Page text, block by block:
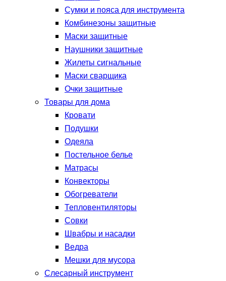
Сумки и пояса для инструмента
Комбинезоны защитные
Маски защитные
Наушники защитные
Жилеты сигнальные
Маски сварщика
Очки защитные
Товары для дома
Кровати
Подушки
Одеяла
Постельное белье
Матрасы
Конвекторы
Обогреватели
Тепловентиляторы
Совки
Швабры и насадки
Ведра
Мешки для мусора
Слесарный инструмент